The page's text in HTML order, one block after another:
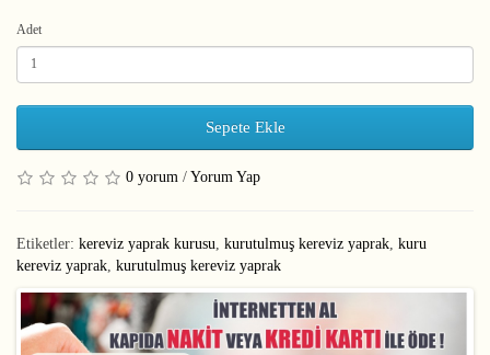
Adet
Sepete Ekle
0 yorum / Yorum Yap
Etiketler: kereviz yaprak kurusu kurutulmuş kereviz yaprak kuru
kereviz yaprak kurutulmuş kereviz yaprak